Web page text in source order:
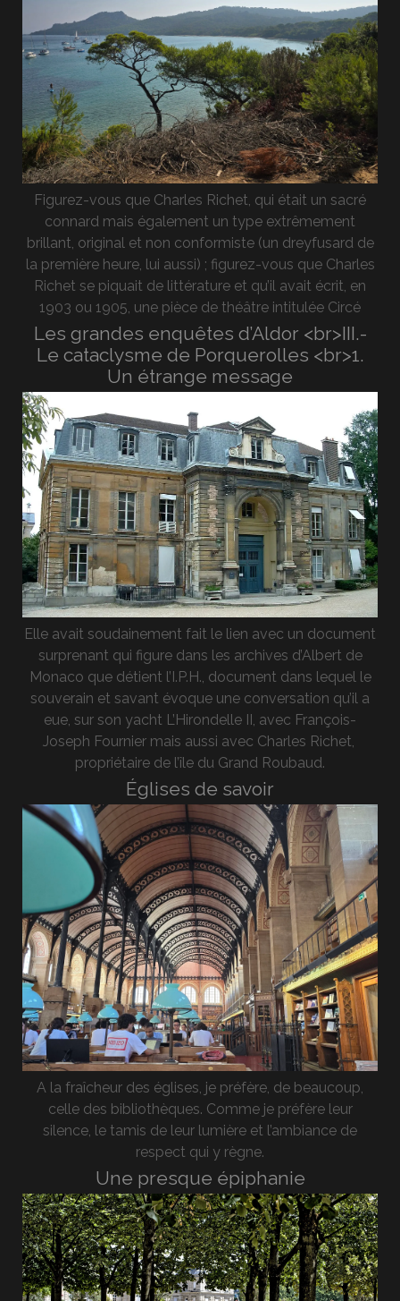
Figurez-vous que Charles Richet, qui était un sacré
connard mais également un type extrêmement
brillant, original et non conformiste (un dreyfusard de
la première heure, lui aussi) ; figurez-vous que Charles
Richet se piquait de littérature et qu’il avait écrit, en
1903 ou 1905, une pièce de théâtre intitulée Circé
Les grandes enquêtes d’Aldor <br>III.-
Le cataclysme de Porquerolles <br>1.
Un étrange message
Elle avait soudainement fait le lien avec un document
surprenant qui figure dans les archives d’Albert de
Monaco que détient l’I.P.H., document dans lequel le
souverain et savant évoque une conversation qu’il a
eue, sur son yacht L’Hirondelle II, avec François-
Joseph Fournier mais aussi avec Charles Richet,
propriétaire de l’île du Grand Roubaud.
Églises de savoir
A la fraîcheur des églises, je préfère, de beaucoup,
celle des bibliothèques. Comme je préfère leur
silence, le tamis de leur lumière et l’ambiance de
respect qui y règne.
Une presque épiphanie